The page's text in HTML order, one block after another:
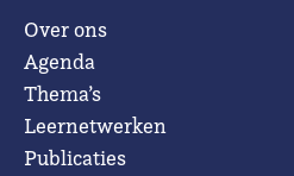
Over ons
Agenda
Thema’s
Leernetwerken
Publicaties